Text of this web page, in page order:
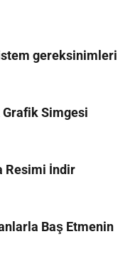
gereksinimleri
Simgesi
Resimi İndir
Baş Etmenin